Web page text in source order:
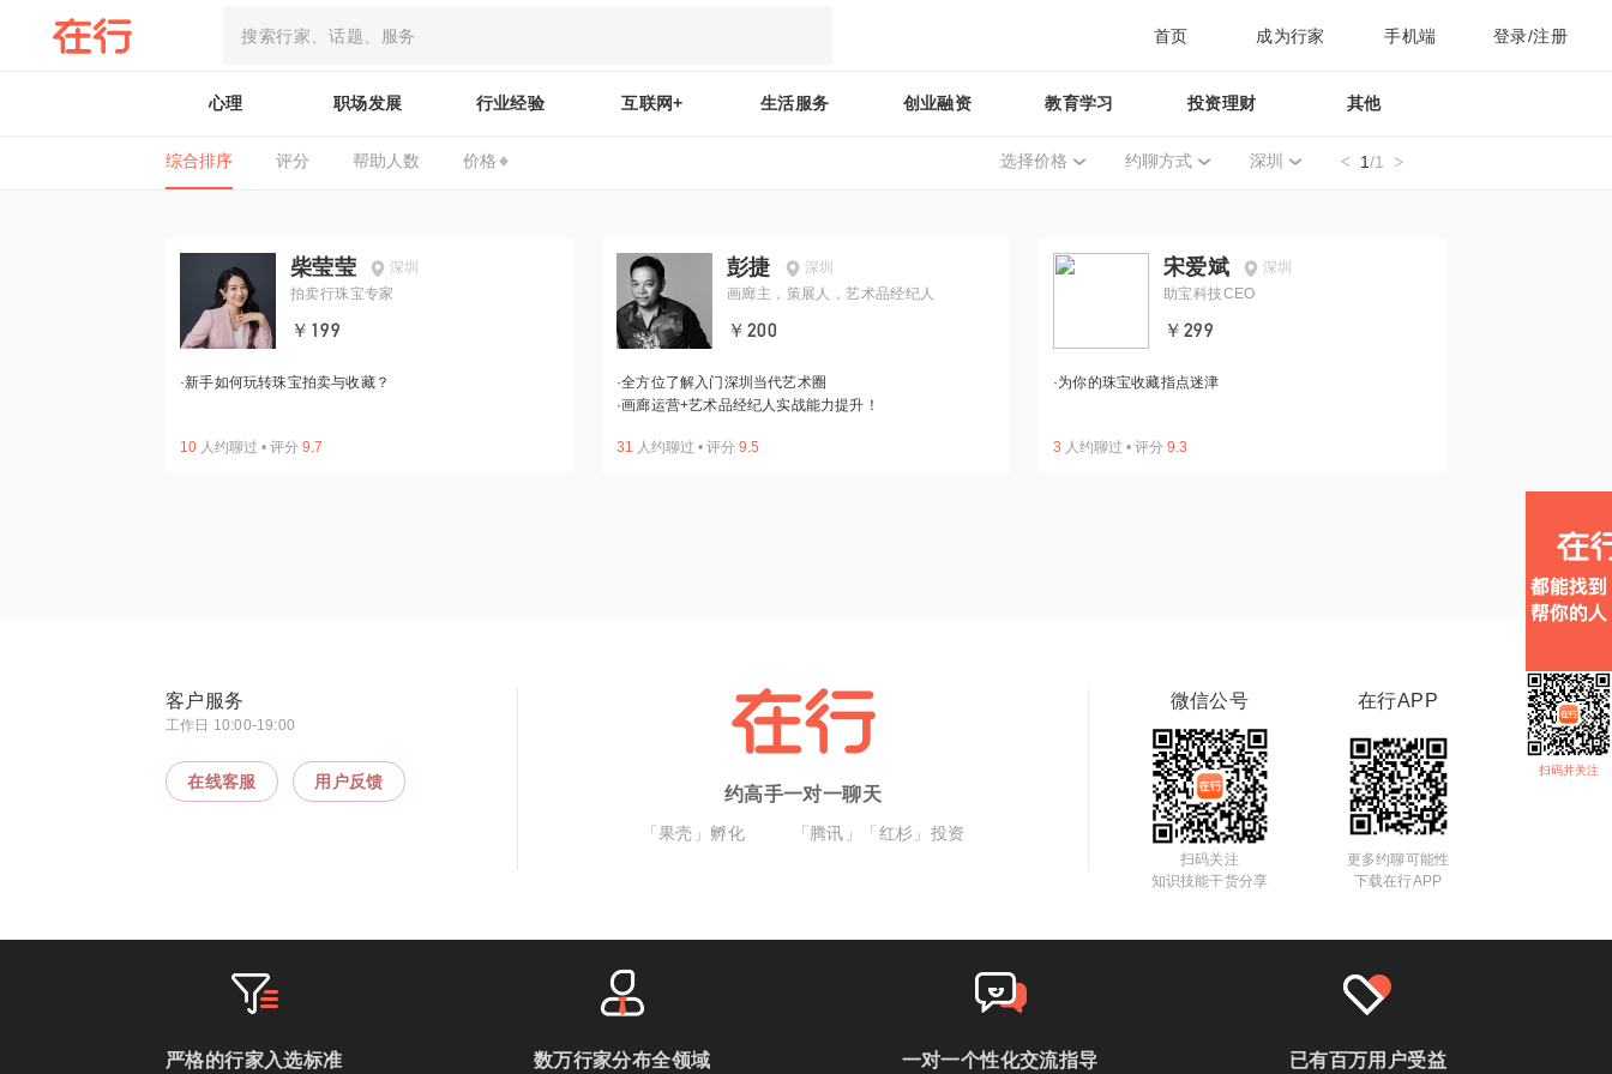
首页 成为行家 手机端 登录/注册
心理 职场发展 行业经验 互联网+ 生活服务 创业融资 教育学习 投资理财 其他
综合排序 评分 帮助人数 价格 选择价格 约聊方式 深圳 1/1
柴莹莹
深圳
拍卖行珠宝专家
￥199
·新手如何玩转珠宝拍卖与收藏？
10 人约聊过 • 评分 9.7
彭捷
深圳
画廊主，策展人，艺术品经纪人
￥200
·全方位了解入门深圳当代艺术圈
·画廊运营+艺术品经纪人实战能力提升！
31 人约聊过 • 评分 9.5
宋爱斌
深圳
助宝科技CEO
￥299
·为你的珠宝收藏指点迷津
3 人约聊过 • 评分 9.3
扫码并关注
客户服务
工作日 10:00-19:00
在线客服 用户反馈
约高手一对一聊天
「果壳」孵化 「腾讯」「红杉」投资
微信公号
扫码关注
知识技能干货分享
在行APP
更多约聊可能性
下载在行APP
严格的行家入选标准 数万行家分布全领域 一对一个性化交流指导 已有百万用户受益